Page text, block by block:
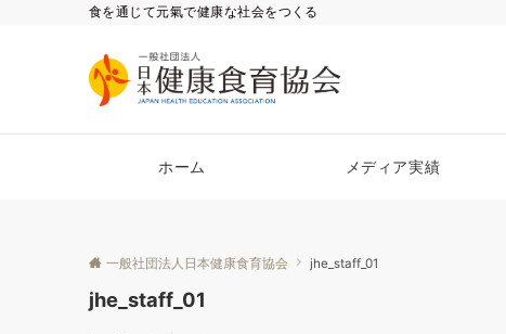
食を通じて元氣で健康な社会をつくる
ホーム メディア実績
一般社団法人日本健康食育協会 jhe_staff_01
jhe_staff_01